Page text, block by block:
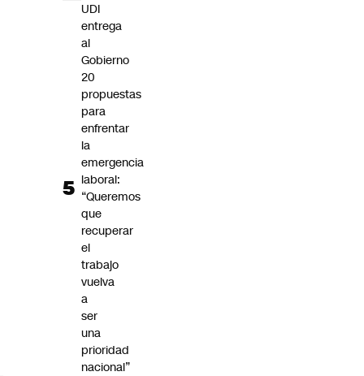
UDI
entrega
al
Gobierno
20
propuestas
para
enfrentar
la
emergencia
laboral:
“Queremos
que
recuperar
el
trabajo
vuelva
a
ser
una
prioridad
nacional”